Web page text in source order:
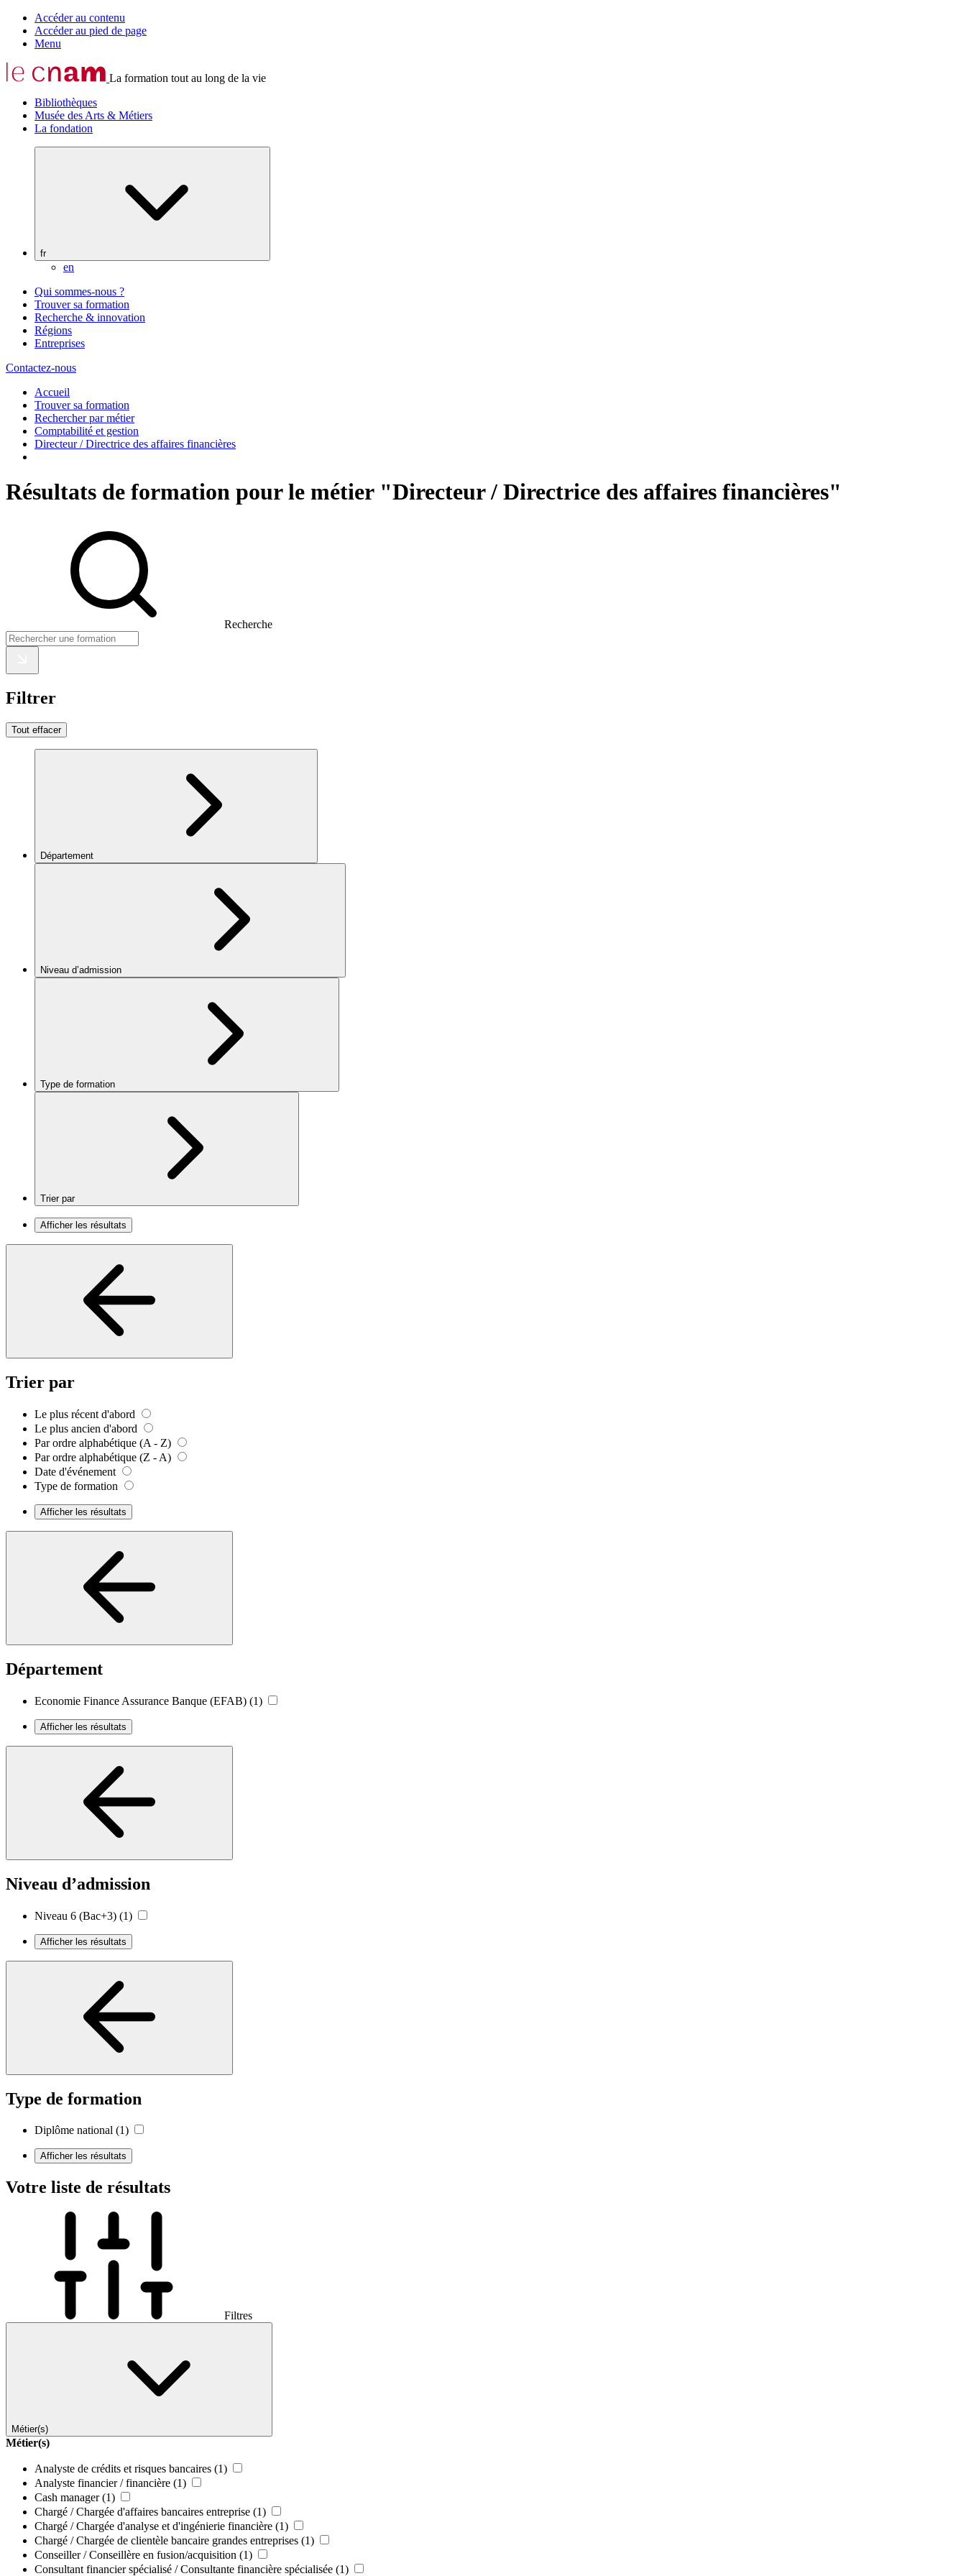
Accéder au contenu
Accéder au pied de page
Menu
La formation tout au long de la vie
Bibliothèques
Musée des Arts & Métiers
La fondation
fr
en
Qui sommes-nous ?
Trouver sa formation
Recherche & innovation
Régions
Entreprises
Contactez-nous
Accueil
Trouver sa formation
Rechercher par métier
Comptabilité et gestion
Directeur / Directrice des affaires financières
Résultats de formation pour le métier "Directeur / Directrice des affaires financières"
Recherche
Filtrer
Tout effacer
Département
Niveau d’admission
Type de formation
Trier par
Afficher les résultats
Trier par
Le plus récent d'abord
Le plus ancien d'abord
Par ordre alphabétique (A - Z)
Par ordre alphabétique (Z - A)
Date d'événement
Type de formation
Afficher les résultats
Département
Economie Finance Assurance Banque (EFAB) (1)
Afficher les résultats
Niveau d’admission
Niveau 6 (Bac+3) (1)
Afficher les résultats
Type de formation
Diplôme national (1)
Afficher les résultats
Votre liste de résultats
Filtres
Métier(s)
Métier(s)
Analyste de crédits et risques bancaires (1)
Analyste financier / financière (1)
Cash manager (1)
Chargé / Chargée d'affaires bancaires entreprise (1)
Chargé / Chargée d'analyse et d'ingénierie financière (1)
Chargé / Chargée de clientèle bancaire grandes entreprises (1)
Conseiller / Conseillère en fusion/acquisition (1)
Consultant financier spécialisé / Consultante financière spécialisée (1)